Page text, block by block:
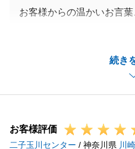
続き
お客様からの温かいお言
にありがとうございまし
いただいたお言葉は、私
ございます。
をこうして共有していただ
し上げます。
お客様評価
二子玉川センター / 神奈川県 川